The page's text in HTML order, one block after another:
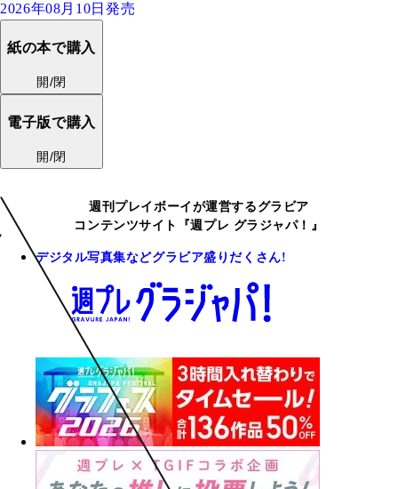
2026年08月10日発売
紙の本で購入
開/閉
電子版で購入
開/閉
週刊プレイボーイが運営するグラビア
コンテンツサイト『週プレ グラジャパ！』
デジタル写真集などグラビア盛りだくさん!